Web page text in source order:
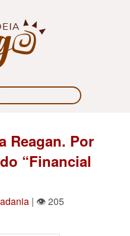
Reagan. Por
“Financial
| 👁 205